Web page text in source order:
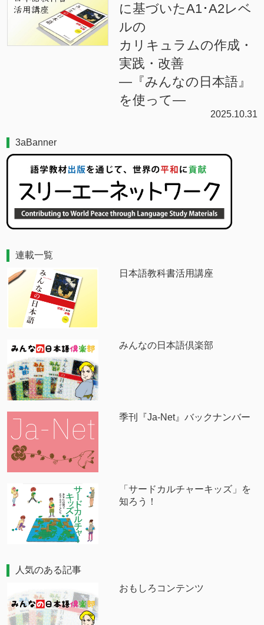
に基づいたA1･A2レベ
ルの
カリキュラムの作成・
実践・改善
―『みんなの日本語』
を使って―
2025.10.31
3aBanner
連載一覧
日本語教科書活用講座
みんなの日本語倶楽部
季刊『Ja-Net』バックナンバー
「サードカルチャーキッズ」を
知ろう！
人気のある記事
おもしろコンテンツ